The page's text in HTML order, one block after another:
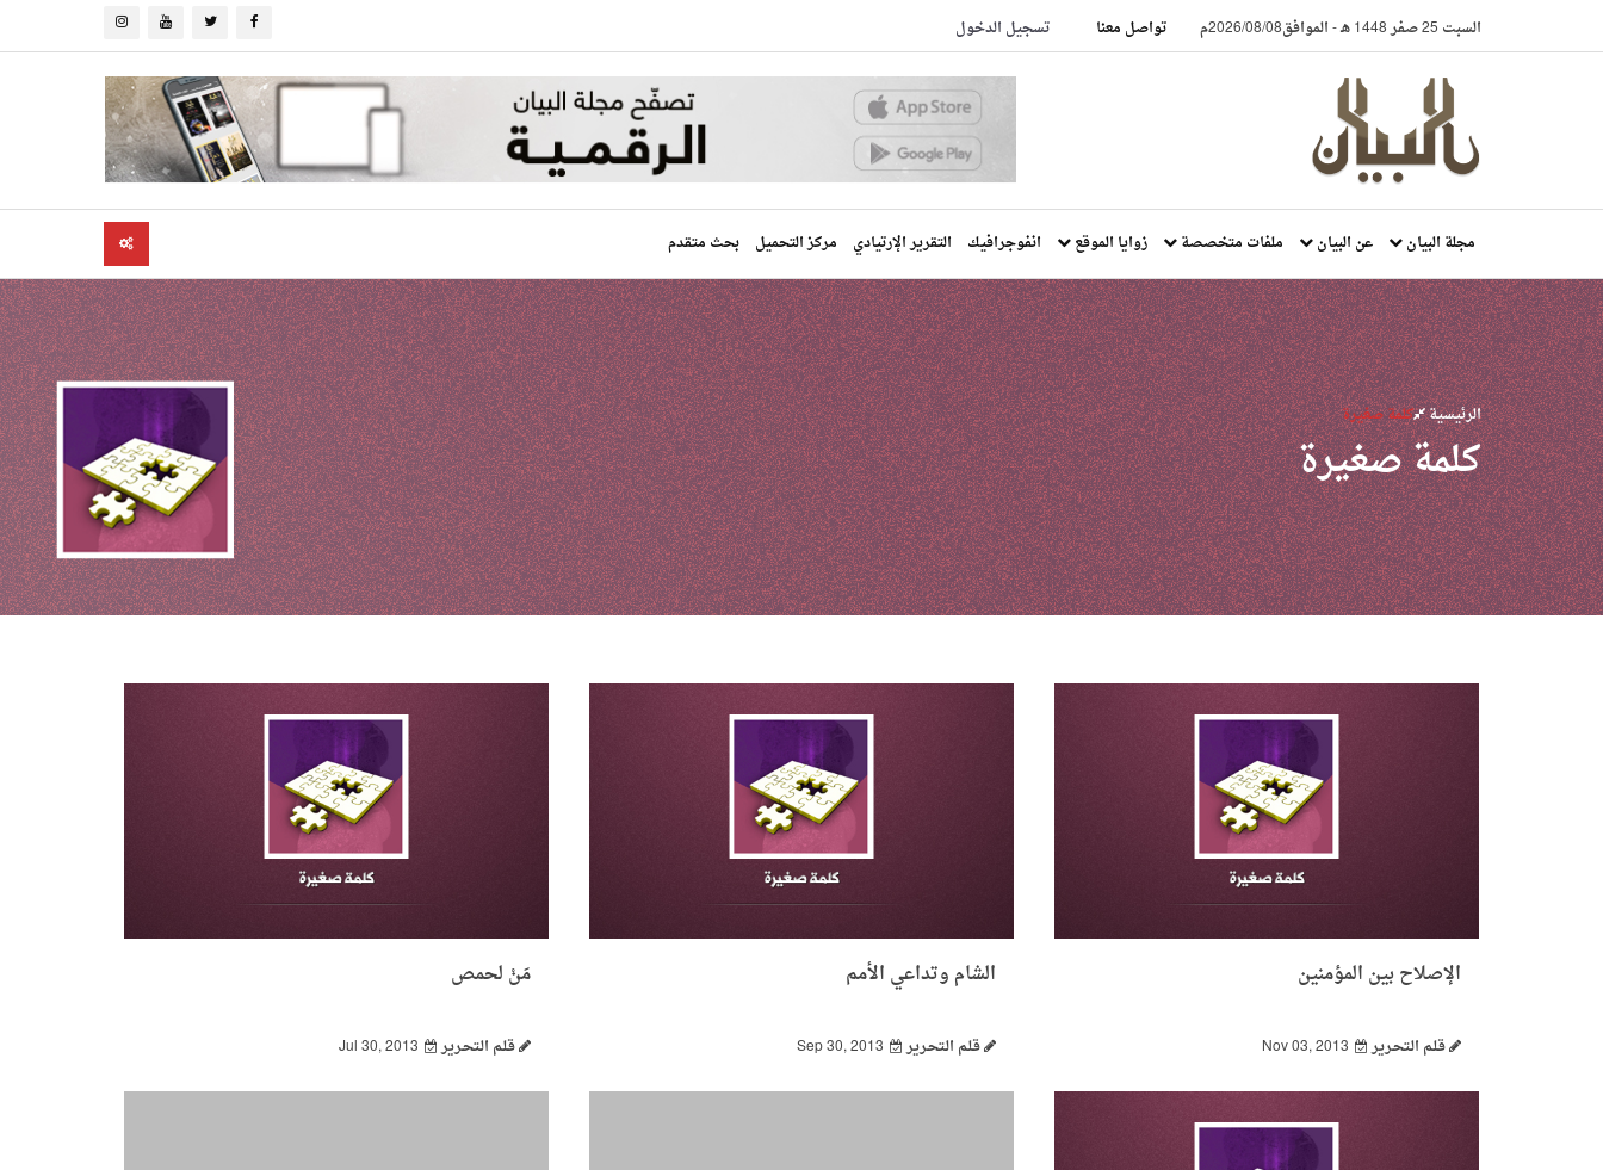
السبت 25 صفر 1448 هـ -الموافق2026/08/08م تواصل معنا تسجيل الدخول
مجلة البيان عن البيان ملفات متخصصة زوايا الموقع انفوجرافيك التقرير الإرتيادي مركز التحميل بحث متقدم
الرئيسية كلمة صغيرة
كلمة صغيرة
الإصلاح بين المؤمنين
قـلـم الـتحـرير Nov 03, 2013
الشام وتداعي الأمم
قـلـم الـتحـرير Sep 30, 2013
مَنْ لحمص
قـلـم الـتحـرير Jul 30, 2013